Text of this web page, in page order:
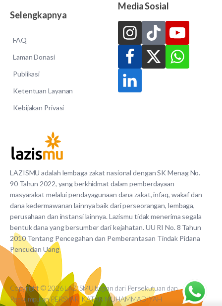
LAZISMU adalah lembaga zakat nasional dengan SK Menag No.
90 Tahun 2022, yang berkhidmat dalam pemberdayaan
masyarakat melalui pendayagunaan dana zakat, infaq, wakaf dan
dana kedermawanan lainnya baik dari perseorangan, lembaga,
perusahaan dan instansi lainnya. Lazismu tidak menerima segala
bentuk dana yang bersumber dari kejahatan. UU RI No. 8 Tahun
2010 Tentang Pencegahan dan Pemberantasan Tindak Pidana
Pencucian Uang
Selengkapnya
FAQ
Laman Donasi
Publikasi
Ketentuan Layanan
Kebijakan Privasi
Media Sosial
Copyright © 2026 LAZISMU bagian dari Persekutuan dan
Perkumpulan PERSYARIKATAN MUHAMMADIYAH